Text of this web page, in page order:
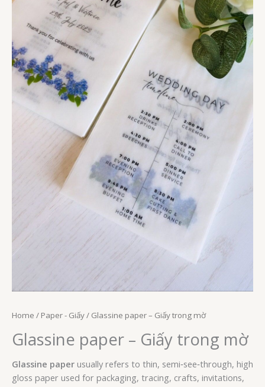
Home / Paper - Giấy/ Glassine paper – Giấy trong mờ
Glassine paper – Giấy trong mờ
Glassine paper usually refers to thin, semi‑see‑through, high
gloss paper used for packaging, tracing, crafts, invitations,